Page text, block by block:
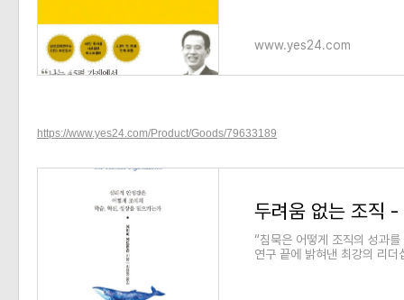
www.yes24.com
https://www.yes24.com/Product/Goods/79633189
두려움 없는 조직
“침묵은 어떻게 조직의 성과
연구 끝에 밝혀낸 최강의 리